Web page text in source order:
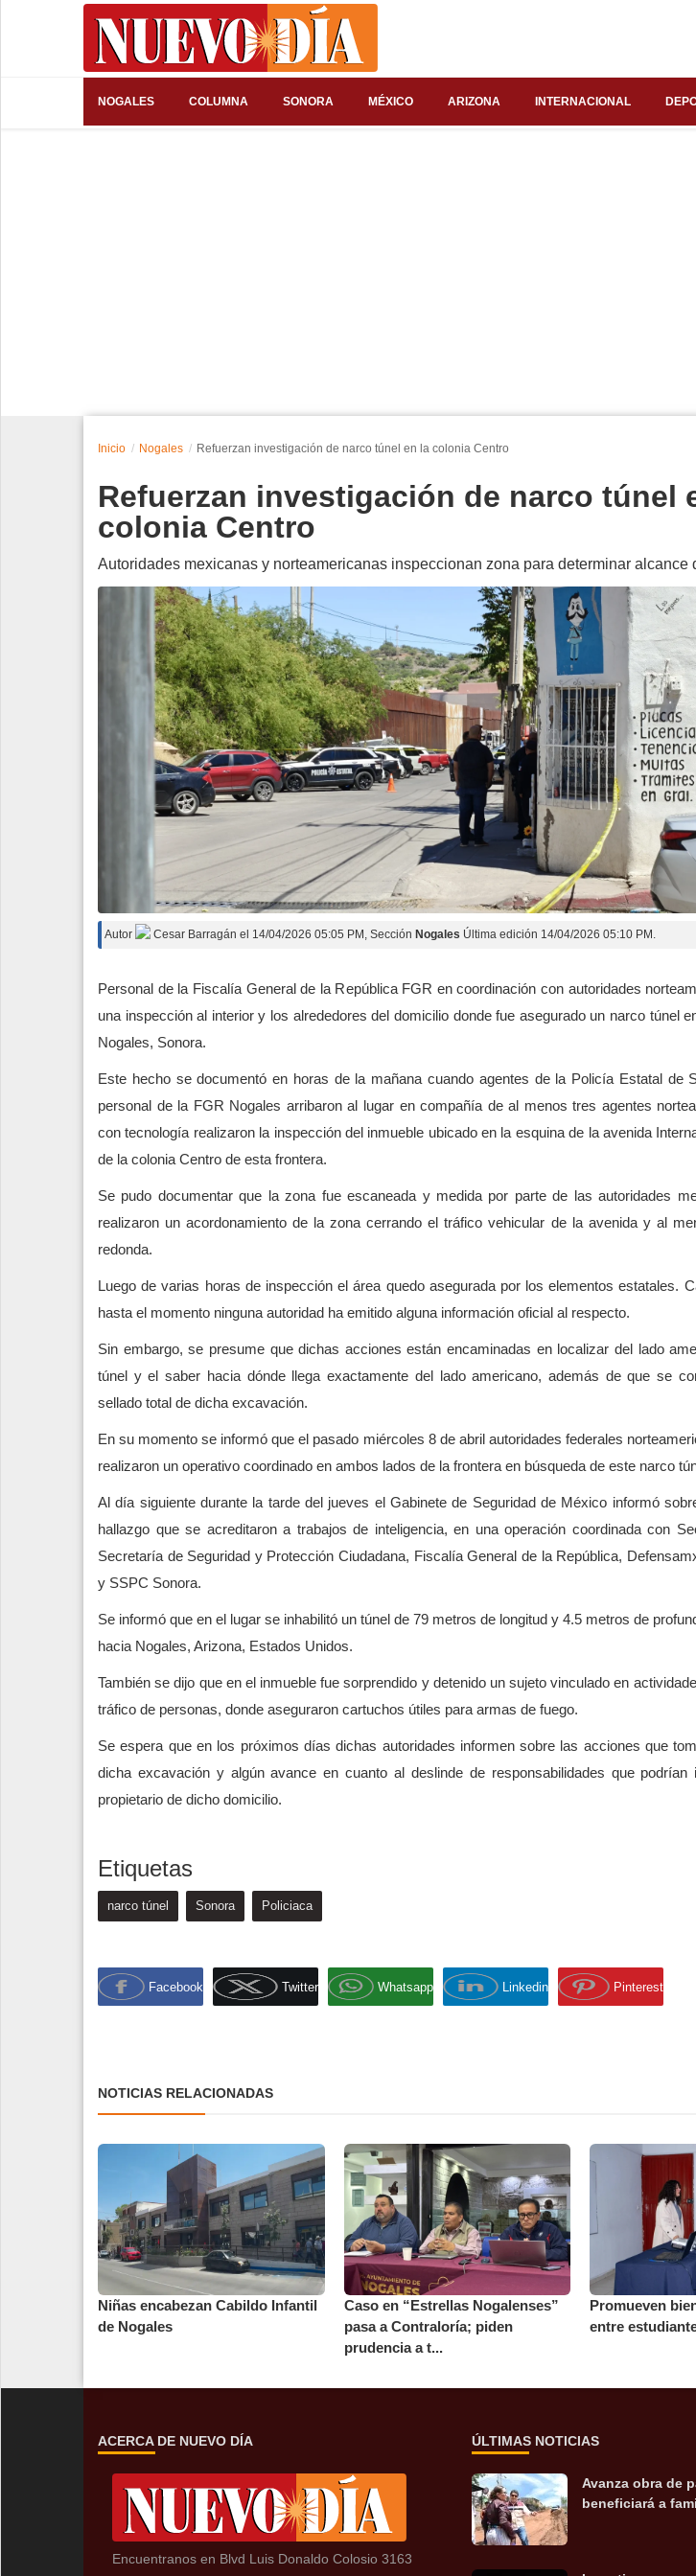
NOGALES COLUMNA SONORA MÉXICO ARIZONA INTERNACIONAL
Edición Impresa
Inicio Nogales Refuerzan investigación de narco túnel en la colonia Centro
Refuerzan investigación de narco túnel
colonia Centro
Autoridades mexicanas y norteamericanas inspeccionan zona para determinar alcance
Autor Cesar Barragán el 14/04/2026 05:05 PM, Sección Nogales Última edición 14/04/2026 05:10 PM.
Personal de la Fiscalía General de la República FGR en coordinación con autoridades
una inspección al interior y los alrededores del domicilio donde fue asegurado un narco túnel
Nogales, Sonora.
Este hecho se documentó en horas de la mañana cuando agentes de la Policía Estatal de
personal de la FGR Nogales arribaron al lugar en compañía de al menos tres agentes
con tecnología realizaron la inspección del inmueble ubicado en la esquina de la avenida
de la colonia Centro de esta frontera.
Se pudo documentar que la zona fue escaneada y medida por parte de las autoridades
realizaron un acordonamiento de la zona cerrando el tráfico vehicular de la avenida y al
redonda.
Luego de varias horas de inspección el área quedo asegurada por los elementos estatales.
hasta el momento ninguna autoridad ha emitido alguna información oficial al respecto.
Sin embargo, se presume que dichas acciones están encaminadas en localizar del lado
túnel y el saber hacia dónde llega exactamente del lado americano, además de que se
sellado total de dicha excavación.
En su momento se informó que el pasado miércoles 8 de abril autoridades federales
realizaron un operativo coordinado en ambos lados de la frontera en búsqueda de este narco
Al día siguiente durante la tarde del jueves el Gabinete de Seguridad de México informó
hallazgo que se acreditaron a trabajos de inteligencia, en una operación coordinada con
Secretaría de Seguridad y Protección Ciudadana, Fiscalía General de la República,
y SSPC Sonora.
Se informó que en el lugar se inhabilitó un túnel de 79 metros de longitud y 4.5 metros de
hacia Nogales, Arizona, Estados Unidos.
También se dijo que en el inmueble fue sorprendido y detenido un sujeto vinculado en
tráfico de personas, donde aseguraron cartuchos útiles para armas de fuego.
Se espera que en los próximos días dichas autoridades informen sobre las acciones que
dicha excavación y algún avance en cuanto al deslinde de responsabilidades que podrían
propietario de dicho domicilio.
Etiquetas
narco túnel Sonora Policiaca
Facebook Twitter Whatsapp Linkedin Pinterest
NOTICIAS RELACIONADAS
Niñas encabezan Cabildo Infantil
de Nogales
Caso en “Estrellas Nogalenses”
pasa a Contraloría; piden
prudencia a t...
Promueven
entre
ACERCA DE NUEVO DÍA
Encuentranos en Blvd Luis Donaldo Colosio 3163
ÚLTIMAS NOTICIAS
Avanza obra de
beneficiará a